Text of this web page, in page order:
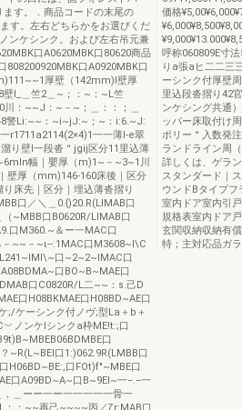
す。．商品コードの末尾の
す。左右どちらかをお選びくだ
ンケシンク。および左右吊元兼
口A0620MBK口80620商品
808200920MBK口A0920MBK口
厚壁（142mm)I壁厚
壁l_＿竺2＿~；：~：~L竺
：~~J：~－~；＿：：；＿
警Li:~~：~i~jJ:~；~：i:6.~J:
r1711a2114(2×4)1一一薄l-e翠
り壁l一段沓＂jgij区分11里込薄
幅｜嬰厚（m)1~－~3~1川
壁厚（mm)146-160床後｜区分
り床先｜区分｜埋込薄沓摺り
口／＼＿0.{)20.R(LIMAB口
~MBB口B0620R/LIMAB口
口M360.~＆ー一MAC口
~~－~ι--:1MAC口M3608~l\C
口~2~2~IMAC口
口BO~B~MAE口
口C0820R/L二~~：s.己D
口H08BKMAE口H08BD~AE口
;/ケーシンク付ノヴ;型La＋b＋
ノンケlシンクa枠ME!t:;口
口
~R(L~BEl口1:)062.9R(LMBB口
H06BD~BE:,口FOt)f"~MBE口
口A09BD~A~口B~9El~一−.−一
＿ーー一ー一一一一一骨一
：：~~再己~~~~丙／ζr:MAB口
価格
呼称060809E寸
りa張aヒ二二三
ーシンク付厚壁
里込段沓摺り42
ンケシング共通
ッパー床取付け
ボリー＂入数発
ランドライン周
詳しくは、ゲラ
スタンダード｜
ウンドBタイプ
室内ドア室内引
規格表室内ドア
玄関収納収納有
特；主対応品ガ